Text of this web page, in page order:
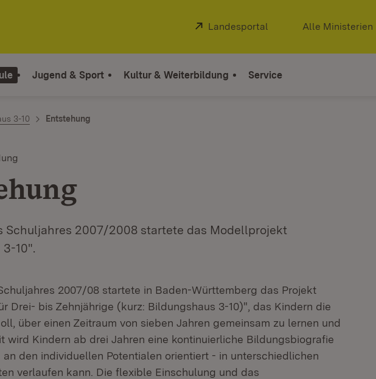
Extern:
Landesportal (Öffnet in neuem
Alle Ministerien
Jugend & Sport Kultur & Weiterbildung Service
3-10 Entstehung
Schuljahres 2007/2008 startete das Modellprojekt
10".
2007/08 startete in Baden-Württemberg das Projekt
Drei- bis Zehnjährige (kurz: Bildungshaus 3-10)", das Kindern die
über einen Zeitraum von sieben Jahren gemeinsam zu lernen und
wird Kindern ab drei Jahren eine kontinuierliche Bildungsbiografie
den individuellen Potentialen orientiert - in unterschiedlichen
verlaufen kann. Die flexible Einschulung und das